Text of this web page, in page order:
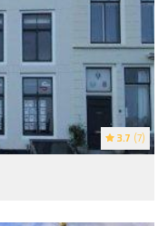
3.7 (7)